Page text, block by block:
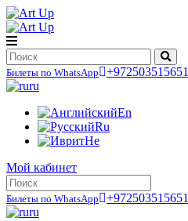
Билеты по WhatsApp +972503515651
ru
En
Ru
He
Мой кабинет
Билеты по WhatsApp +972503515651
ru